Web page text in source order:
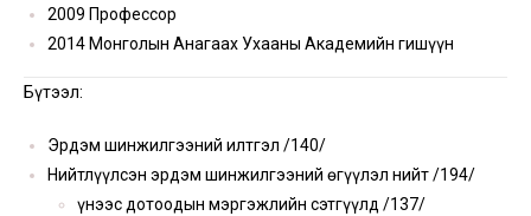
2009 Профессор
2014 Монголын Анагаах Ухааны Академийн гишүүн
Бүтээл:
Эрдэм шинжилгээний илтгэл /140/
Нийтлүүлсэн эрдэм шинжилгээний өгүүлэл нийт /194/
Үүнээс дотоодын мэргэжлийн сэтгүүлд /137/